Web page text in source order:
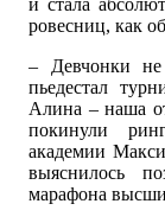
и стала
ровесниц, как
– Девчонки
пьедестал
Алина – наша
покинули
академии
выяснилось
марафона